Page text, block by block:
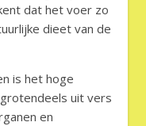
dat het voer zo
dieet van de
is het hoge
uit vers
en